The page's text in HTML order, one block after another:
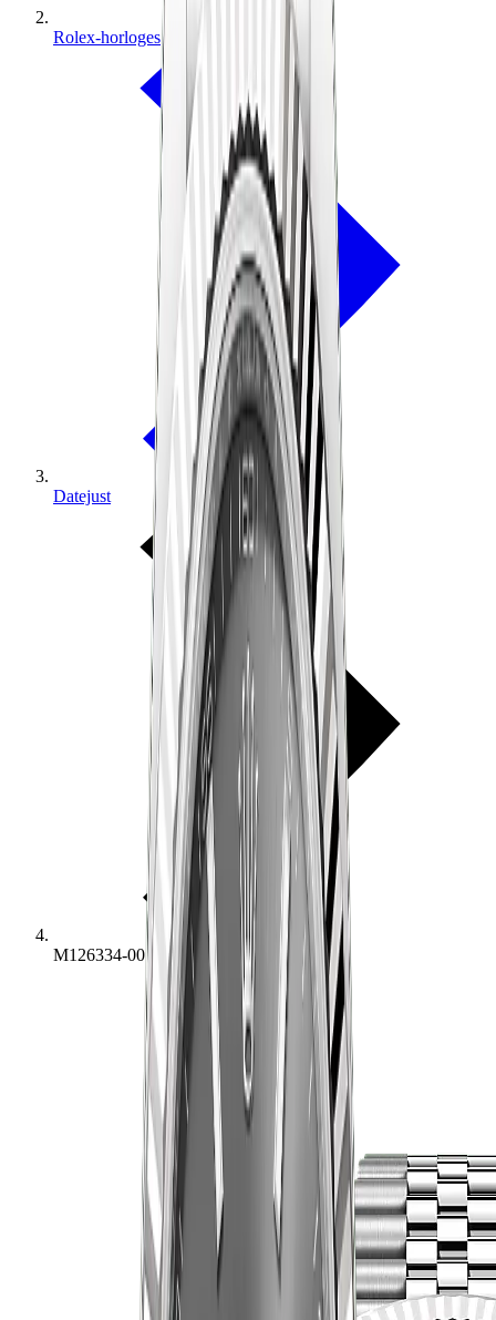
Rolex-horloges
Datejust
M126334-0014